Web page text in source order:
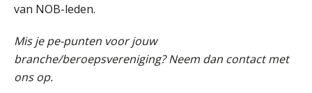
van NOB-leden.
Mis je pe-punten voor jouw
branche/beroepsvereniging? Neem dan contact met
ons op.